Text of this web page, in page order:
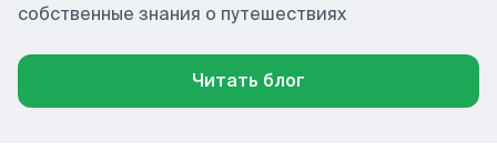
собственные знания о путешествиях
Читать блог